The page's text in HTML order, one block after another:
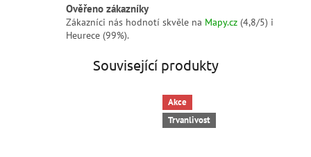
Ověřeno zákazníky
Zákazníci nás hodnotí skvěle na Mapy.cz (4,8/5) i
Heurece (99%).
Související produkty
Akce
Trvanlivost